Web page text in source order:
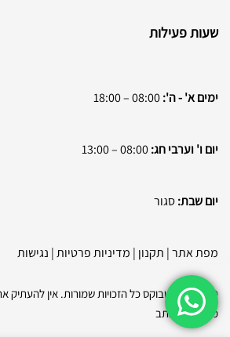
שעות פעילות
ימים א' - ה':
יום ו' וערבי חג:
יום שבת:סגור
מפת אתר| תקנון | מדיניות פרטיות| נגישות
© 2026 בסטבוקס כל הזכויות שמורות. אין
מפורשת בכתב